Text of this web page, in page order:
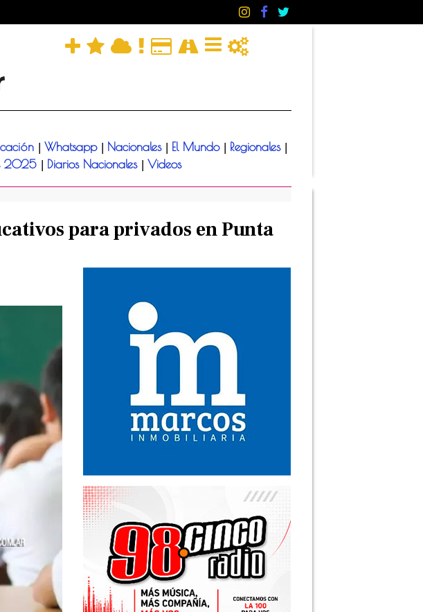
Whatsapp Nacionales El Mundo Regionales
2025 Diarios Nacionales Videos
para privados en Punta